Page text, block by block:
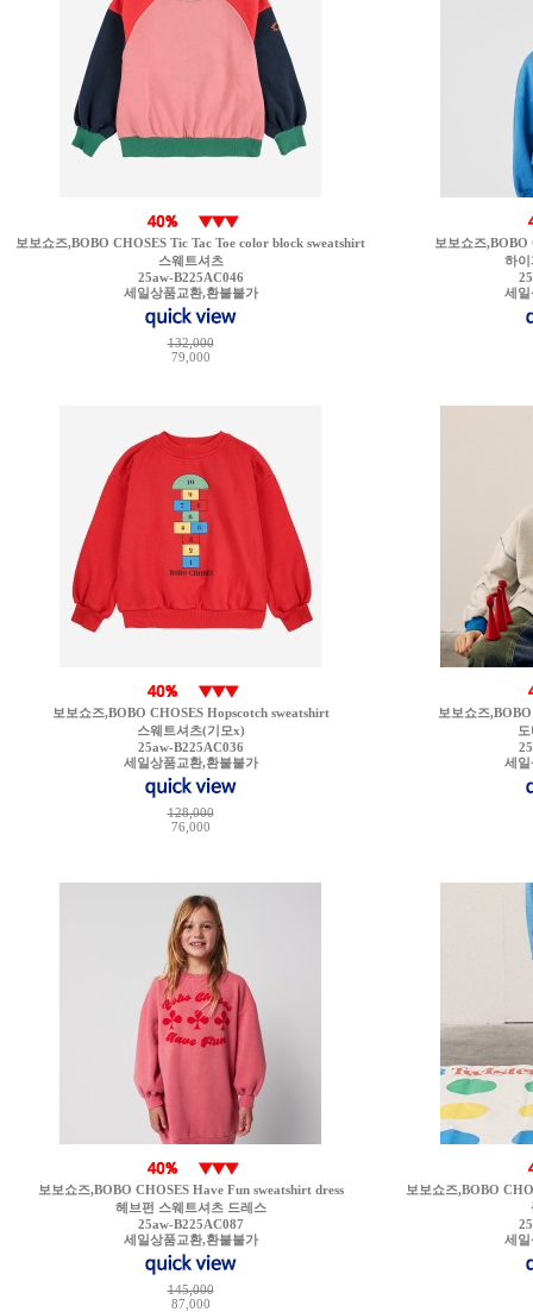
보보쇼즈,BOBO CHOSES Tic Tac Toe color block sweatshirt
스웨트셔츠
25aw-B225AC046
세일상품교환,환불불가
132,000
79,000
보보쇼즈
하이
세일
보보쇼즈,BOBO CHOSES Hopscotch sweatshirt
스웨트셔츠(기모x)
25aw-B225AC036
세일상품교환,환불불가
128,000
76,000
보보쇼즈
세일
보보쇼즈,BOBO CHOSES Have Fun sweatshirt dress
헤브펀 스웨트셔츠 드레스
25aw-B225AC087
세일상품교환,환불불가
145,000
87,000
보보쇼즈,BOBO
세일